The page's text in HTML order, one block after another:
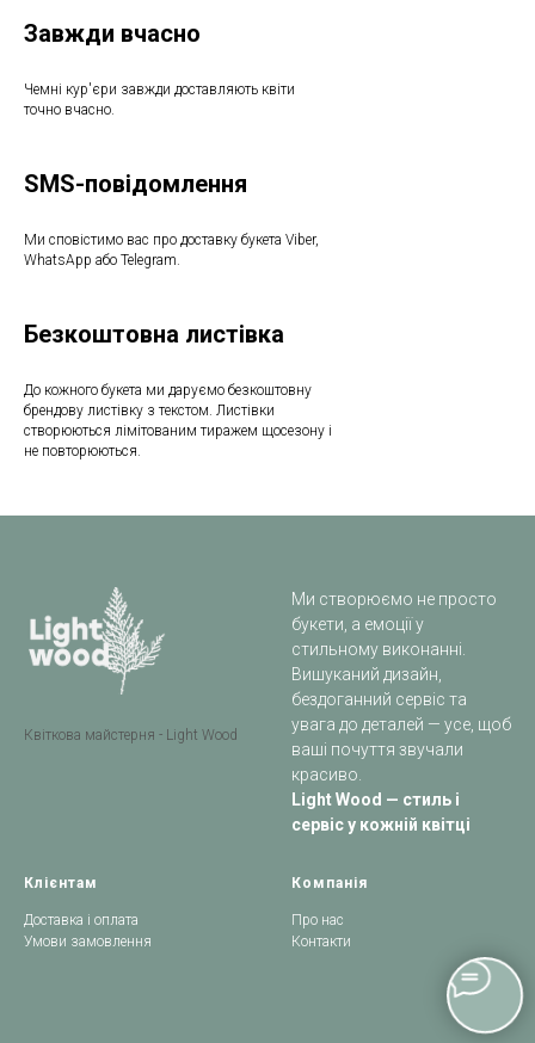
Завжди вчасно
Чемні кур'єри завжди доставляють квіти
точно вчасно.
SMS-повідомлення
Ми сповістимо вас про доставку букета Viber,
WhatsApp або Telegram.
Безкоштовна листівка
До кожного букета ми даруємо безкоштовну
брендову листівку з текстом. Листівки
створюються лімітованим тиражем щосезону і
не повторюються.
Квіткова майстерня - Light Wood
Ми створюємо не просто
букети, а емоції у
стильному виконанні.
Вишуканий дизайн,
бездоганний сервіс та
увага до деталей — усе, щоб
ваші почуття звучали
красиво.
Light Wood — стиль і
сервіс у кожній квітці
Клієнтам
Доставка і оплата
Умови замовлення
Компанія
Про нас
Контакти